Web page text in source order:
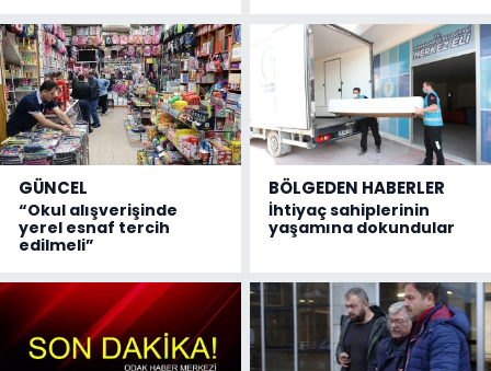
GÜNCEL
“Okul alışverişinde
yerel esnaf tercih
edilmeli”
BÖLGEDEN HABERLER
İhtiyaç sahiplerinin
yaşamına dokundular